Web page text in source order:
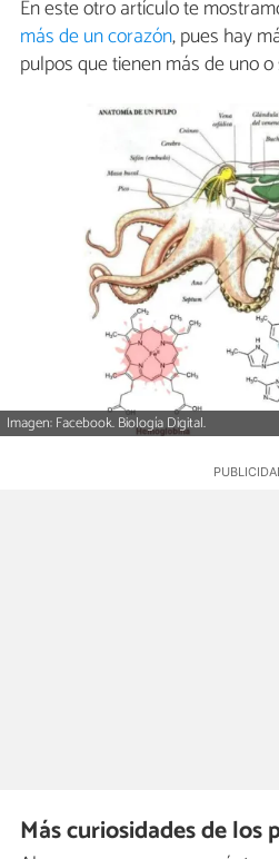
En este otro artículo te
más de un corazón, pues hay
pulpos que tienen más de uno
Imagen: Facebook. Biología Digital.
Más curiosidades de los